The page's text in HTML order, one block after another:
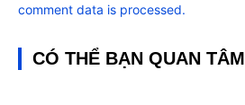
comment data is processed.
CÓ THỂ BẠN QUAN TÂM